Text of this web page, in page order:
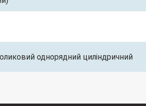
однорядний циліндричний